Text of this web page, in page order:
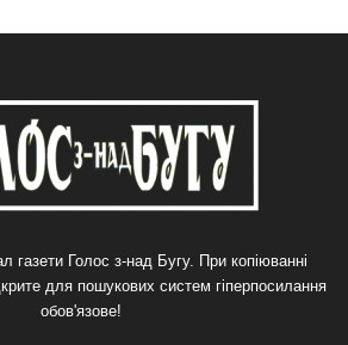
газети Голос з-над Бугу. При копіюванні
для пошукових систем гіперпосилання
обов'язове!